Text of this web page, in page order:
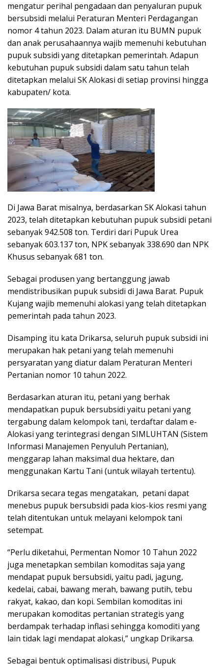
mengatur perihal pengadaan dan penyaluran pupuk
bersubsidi melalui Peraturan Menteri Perdagangan
nomor 4 tahun 2023. Dalam aturan itu BUMN pupuk
dan anak perusahaannya wajib memenuhi kebutuhan
pupuk subsidi yang ditetapkan pemerintah. Adapun
kebutuhan pupuk subsidi dalam satu tahun telah
ditetapkan melalui SK Alokasi di setiap provinsi hingga
kabupaten/ kota.
Di Jawa Barat misalnya, berdasarkan SK Alokasi tahun
2023, telah ditetapkan kebutuhan pupuk subsidi petani
sebanyak 942.508 ton. Terdiri dari Pupuk Urea
sebanyak 603.137 ton, NPK sebanyak 338.690 dan NPK
Khusus sebanyak 681 ton.
Sebagai produsen yang bertanggung jawab
mendistribusikan pupuk subsidi di Jawa Barat. Pupuk
Kujang wajib memenuhi alokasi yang telah ditetapkan
pemerintah pada tahun 2023.
Disamping itu kata Drikarsa, seluruh pupuk subsidi ini
merupakan hak petani yang telah memenuhi
persyaratan yang diatur dalam Peraturan Menteri
Pertanian nomor 10 tahun 2022.
Berdasarkan aturan itu, petani yang berhak
mendapatkan pupuk bersubsidi yaitu petani yang
tergabung dalam kelompok tani, terdaftar dalam e-
Alokasi yang terintegrasi dengan SIMLUHTAN (Sistem
Informasi Manajemen Penyuluh Pertanian),
menggarap lahan maksimal dua hektare, dan
menggunakan Kartu Tani (untuk wilayah tertentu).
Drikarsa secara tegas mengatakan, petani dapat
menebus pupuk bersubsidi pada kios-kios resmi yang
telah ditentukan untuk melayani kelompok tani
setempat.
“Perlu diketahui, Permentan Nomor 10 Tahun 2022
juga menetapkan sembilan komoditas saja yang
mendapat pupuk bersubsidi, yaitu padi, jagung,
kedelai, cabai, bawang merah, bawang putih, tebu
rakyat, kakao, dan kopi. Sembilan komoditas ini
merupakan komoditas pertanian strategis yang
berdampak terhadap inflasi sehingga komoditi yang
lain tidak lagi mendapat alokasi,” ungkap Drikarsa.
Sebagai bentuk optimalisasi distribusi, Pupuk